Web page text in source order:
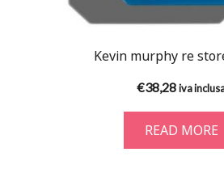
Kevin murphy re
€38,28iva
READ MORE